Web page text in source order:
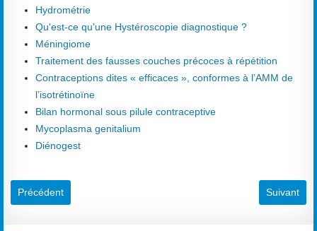
Hydrométrie
Qu'est-ce qu'une Hystéroscopie diagnostique ?
Méningiome
Traitement des fausses couches précoces à répétition
Contraceptions dites « efficaces », conformes à l’AMM de
l’isotrétinoïne
Bilan hormonal sous pilule contraceptive
Mycoplasma genitalium
Diénogest
Article précédent : Score de Ferriman et Gallwey
Précédent Article
Suivant